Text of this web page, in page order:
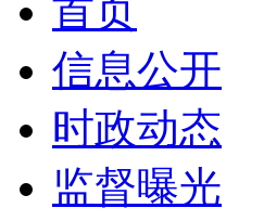
首页
信息公开
时政动态
监督曝光